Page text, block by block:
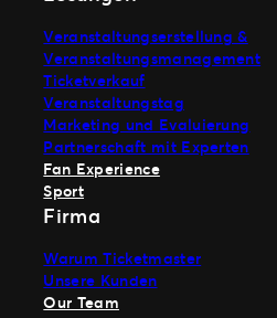
Veranstaltungserstellung &
Veranstaltungsmanagement
Ticketverkauf
Veranstaltungstag
Marketing und Evaluierung
Partnerschaft mit Experten
Fan Experience
Sport
Firma
Warum Ticketmaster
Unsere Kunden
Our Team